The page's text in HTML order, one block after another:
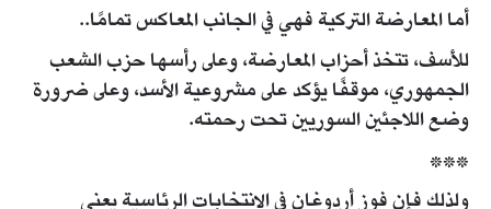
أما المعارضة التركية فهي في الجانب المعاكس تمامًا..
للأسف، تتخذ أحزاب المعارضة، وعلى رأسها حزب الشعب
الجمهوري، موقفًا يؤكد على مشروعية الأسد، وعلى ضرورة
وضع اللاجئين السوريين تحت رحمته.
***